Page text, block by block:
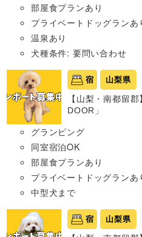
部屋食プランあり
プライベートドッグランあ
温泉あり
犬種条件: 要問い合わせ
宿 山梨県
【山梨・南都留
DOOR」
グランピング
同室宿泊OK
部屋食プランあり
プライベートドッグランあ
中型犬まで
宿 山梨県